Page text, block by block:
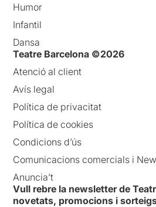
Humor
Infantil
Dansa
Teatre Barcelona ©2026
Atenció al client
Avís legal
Política de privacitat
Política de cookies
Condicions d’ús
Comunicacions comercials i
Anuncia’t
Vull rebre la newsletter de
novetats, promocions i